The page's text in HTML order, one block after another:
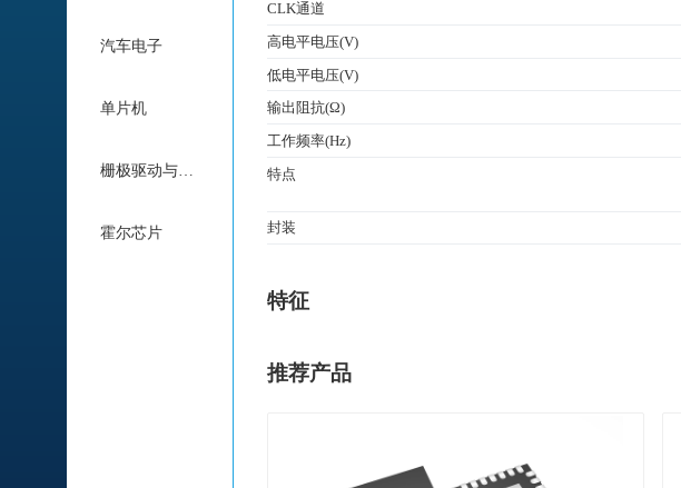
汽车电子
单片机
栅极驱动与电机驱动
霍尔芯片
CLK通道
高电平电压(V)
低电平电压(V)
输出阻抗(Ω)
工作频率(Hz)
特点
封装
特征
推荐产品